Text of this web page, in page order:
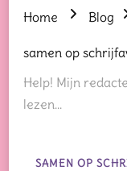
Home Blog
samen op
Help! Mijn
lezen…
SAMEN OP